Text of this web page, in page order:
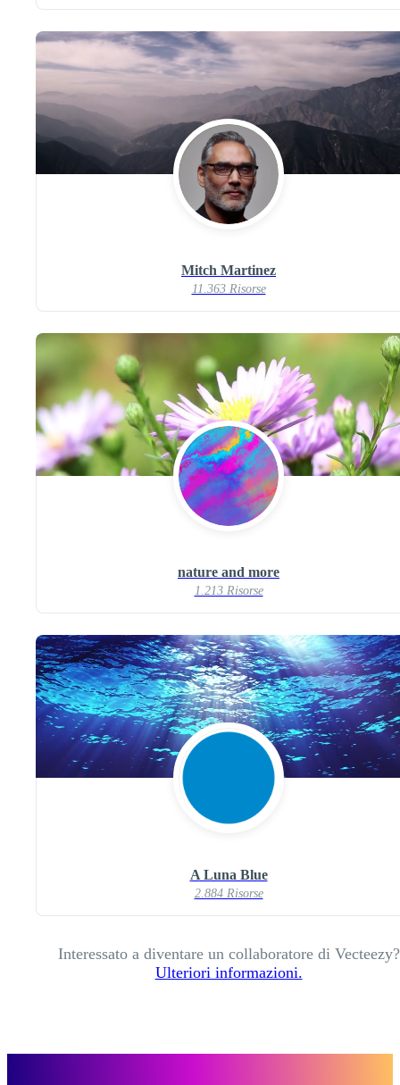
Mitch Martinez
11.363 Risorse
nature and more
1.213 Risorse
A Luna Blue
2.884 Risorse
Interessato a diventare un collaboratore di Vecteezy?
Ulteriori informazioni.